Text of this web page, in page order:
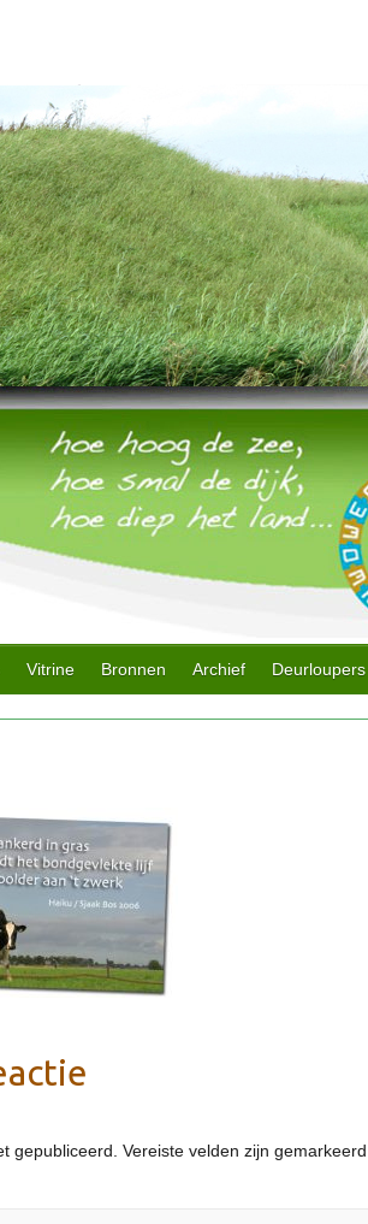
Vitrine Bronnen Archief Deurloupers
gepubliceerd. Vereiste velden zijn